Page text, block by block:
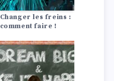
Changer les freins :
comment faire !